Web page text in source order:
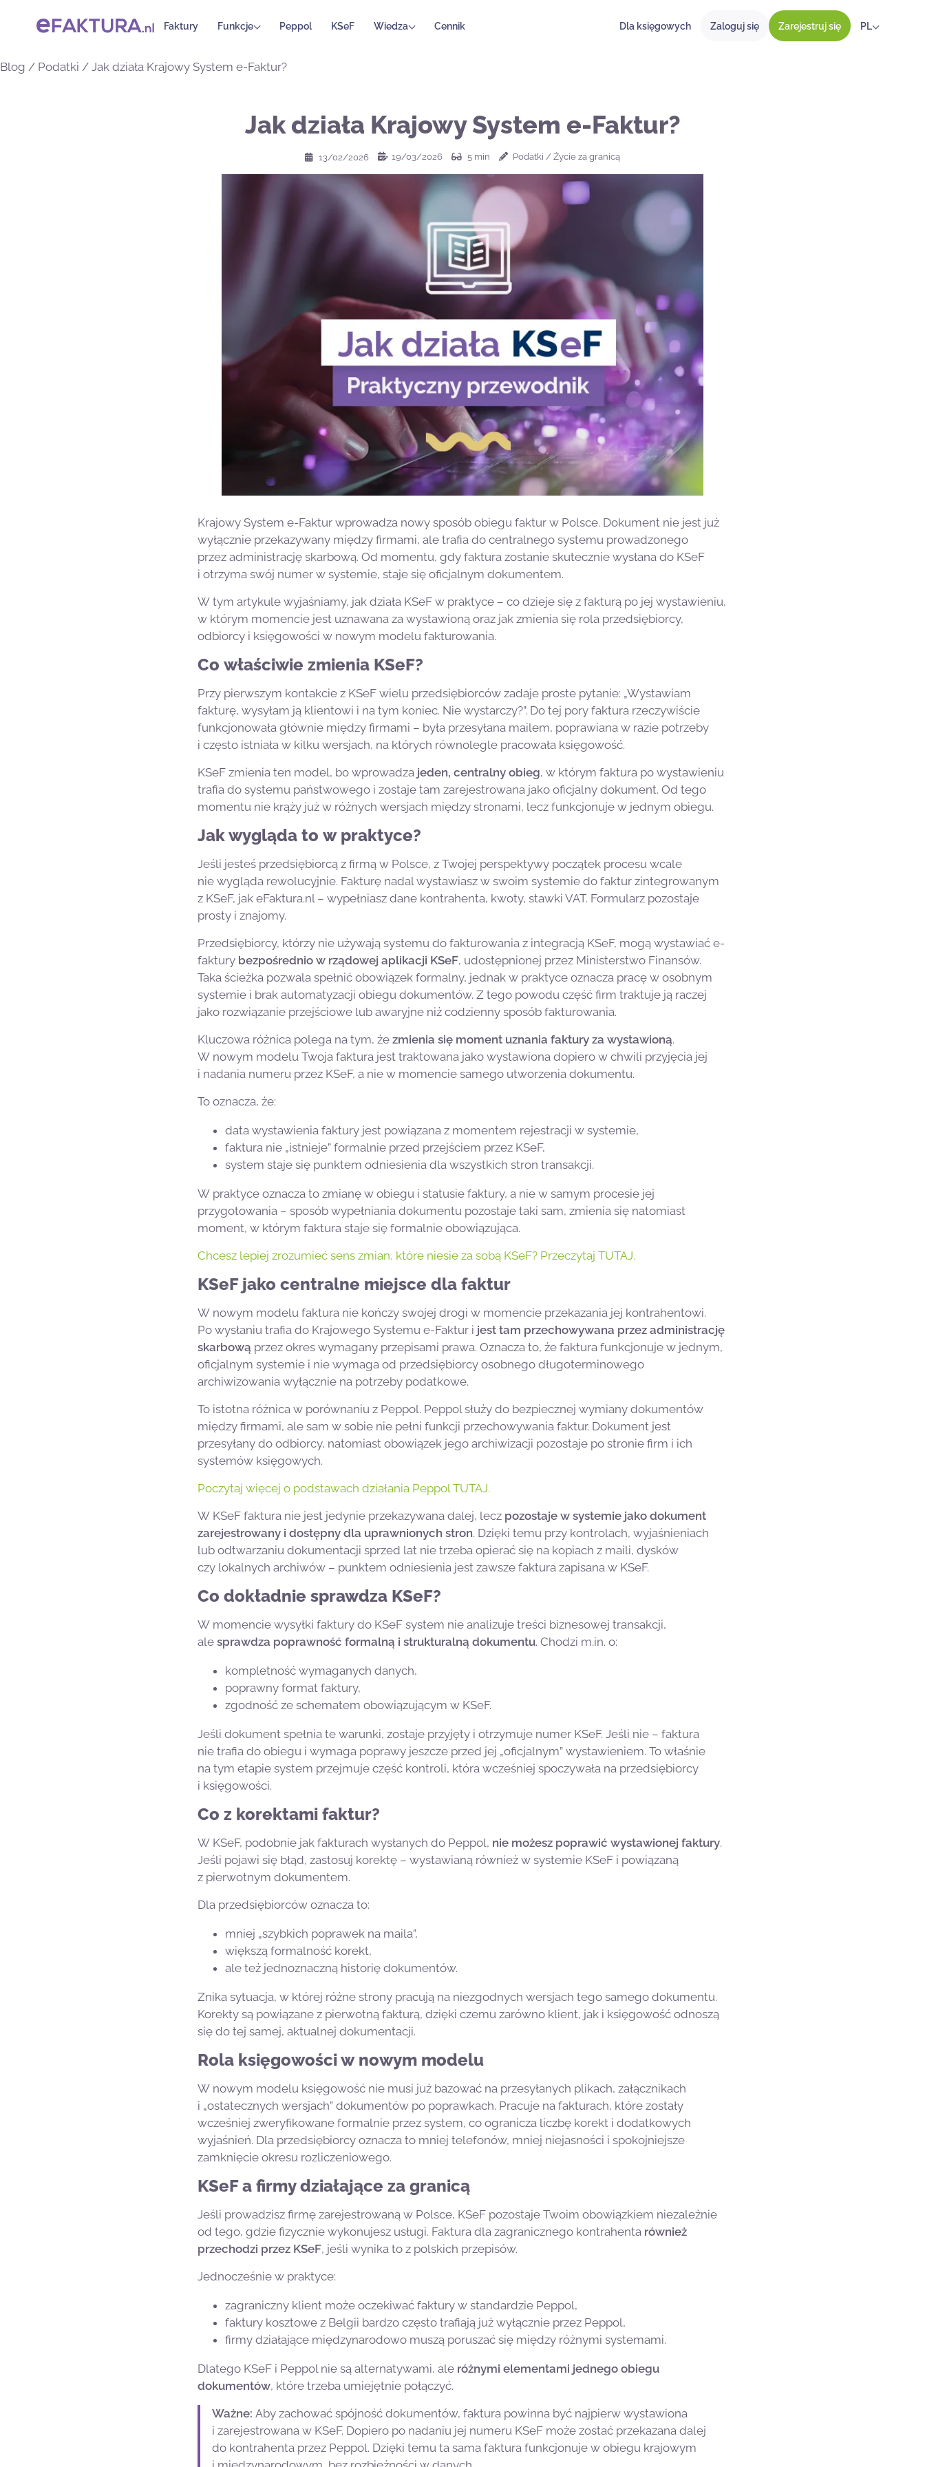
Faktury Funkcje Peppol KSeF Wiedza Cennik Dla księgowych Zaloguj się Zarejestruj się PL
Blog / Podatki / Jak działa Krajowy System e-Faktur?
Jak działa Krajowy System e-Faktur?
13/02/2026 19/03/2026 5 min Podatki / Życie za granicą
Krajowy System e-Faktur wprowadza nowy sposób obiegu faktur w Polsce. Dokument nie jest już
wyłącznie przekazywany między firmami, ale trafia do centralnego systemu prowadzonego
przez administrację skarbową. Od momentu, gdy faktura zostanie skutecznie wysłana do KSeF
i otrzyma swój numer w systemie, staje się oficjalnym dokumentem.
W tym artykule wyjaśniamy, jak działa KSeF w praktyce – co dzieje się z fakturą po jej wystawieniu,
w którym momencie jest uznawana za wystawioną oraz jak zmienia się rola przedsiębiorcy,
odbiorcy i księgowości w nowym modelu fakturowania.
Co właściwie zmienia KSeF?
Przy pierwszym kontakcie z KSeF wielu przedsiębiorców zadaje proste pytanie: „Wystawiam
fakturę, wysyłam ją klientowi i na tym koniec. Nie wystarczy?”. Do tej pory faktura rzeczywiście
funkcjonowała głównie między firmami – była przesyłana mailem, poprawiana w razie potrzeby
i często istniała w kilku wersjach, na których równolegle pracowała księgowość.
KSeF zmienia ten model, bo wprowadza jeden, centralny obieg, w którym faktura po wystawieniu
trafia do systemu państwowego i zostaje tam zarejestrowana jako oficjalny dokument. Od tego
momentu nie krąży już w różnych wersjach między stronami, lecz funkcjonuje w jednym obiegu.
Jak wygląda to w praktyce?
Jeśli jesteś przedsiębiorcą z firmą w Polsce, z Twojej perspektywy początek procesu wcale
nie wygląda rewolucyjnie. Fakturę nadal wystawiasz w swoim systemie do faktur zintegrowanym
z KSeF, jak eFaktura.nl – wypełniasz dane kontrahenta, kwoty, stawki VAT. Formularz pozostaje
prosty i znajomy.
Przedsiębiorcy, którzy nie używają systemu do fakturowania z integracją KSeF, mogą wystawiać e-
faktury bezpośrednio w rządowej aplikacji KSeF, udostępnionej przez Ministerstwo Finansów.
Taka ścieżka pozwala spełnić obowiązek formalny, jednak w praktyce oznacza pracę w osobnym
systemie i brak automatyzacji obiegu dokumentów. Z tego powodu część firm traktuje ją raczej
jako rozwiązanie przejściowe lub awaryjne niż codzienny sposób fakturowania.
Kluczowa różnica polega na tym, że zmienia się moment uznania faktury za wystawioną.
W nowym modelu Twoja faktura jest traktowana jako wystawiona dopiero w chwili przyjęcia jej
i nadania numeru przez KSeF, a nie w momencie samego utworzenia dokumentu.
To oznacza, że:
data wystawienia faktury jest powiązana z momentem rejestracji w systemie,
faktura nie „istnieje” formalnie przed przejściem przez KSeF,
system staje się punktem odniesienia dla wszystkich stron transakcji.
W praktyce oznacza to zmianę w obiegu i statusie faktury, a nie w samym procesie jej
przygotowania – sposób wypełniania dokumentu pozostaje taki sam, zmienia się natomiast
moment, w którym faktura staje się formalnie obowiązująca.
Chcesz lepiej zrozumieć sens zmian, które niesie za sobą KSeF? Przeczytaj TUTAJ.
KSeF jako centralne miejsce dla faktur
W nowym modelu faktura nie kończy swojej drogi w momencie przekazania jej kontrahentowi.
Po wysłaniu trafia do Krajowego Systemu e-Faktur i jest tam przechowywana przez administrację
skarbową przez okres wymagany przepisami prawa. Oznacza to, że faktura funkcjonuje w jednym,
oficjalnym systemie i nie wymaga od przedsiębiorcy osobnego długoterminowego
archiwizowania wyłącznie na potrzeby podatkowe.
To istotna różnica w porównaniu z Peppol. Peppol służy do bezpiecznej wymiany dokumentów
między firmami, ale sam w sobie nie pełni funkcji przechowywania faktur. Dokument jest
przesyłany do odbiorcy, natomiast obowiązek jego archiwizacji pozostaje po stronie firm i ich
systemów księgowych.
Poczytaj więcej o podstawach działania Peppol TUTAJ.
W KSeF faktura nie jest jedynie przekazywana dalej, lecz pozostaje w systemie jako dokument
zarejestrowany i dostępny dla uprawnionych stron. Dzięki temu przy kontrolach, wyjaśnieniach
lub odtwarzaniu dokumentacji sprzed lat nie trzeba opierać się na kopiach z maili, dysków
czy lokalnych archiwów – punktem odniesienia jest zawsze faktura zapisana w KSeF.
Co dokładnie sprawdza KSeF?
W momencie wysyłki faktury do KSeF system nie analizuje treści biznesowej transakcji,
ale sprawdza poprawność formalną i strukturalną dokumentu. Chodzi m.in. o:
kompletność wymaganych danych,
poprawny format faktury,
zgodność ze schematem obowiązującym w KSeF.
Jeśli dokument spełnia te warunki, zostaje przyjęty i otrzymuje numer KSeF. Jeśli nie – faktura
nie trafia do obiegu i wymaga poprawy jeszcze przed jej „oficjalnym” wystawieniem. To właśnie
na tym etapie system przejmuje część kontroli, która wcześniej spoczywała na przedsiębiorcy
i księgowości.
Co z korektami faktur?
W KSeF, podobnie jak fakturach wysłanych do Peppol, nie możesz poprawić wystawionej faktury.
Jeśli pojawi się błąd, zastosuj korektę – wystawianą również w systemie KSeF i powiązaną
z pierwotnym dokumentem.
Dla przedsiębiorców oznacza to:
mniej „szybkich poprawek na maila”,
większą formalność korekt,
ale też jednoznaczną historię dokumentów.
Znika sytuacja, w której różne strony pracują na niezgodnych wersjach tego samego dokumentu.
Korekty są powiązane z pierwotną fakturą, dzięki czemu zarówno klient, jak i księgowość odnoszą
się do tej samej, aktualnej dokumentacji.
Rola księgowości w nowym modelu
W nowym modelu księgowość nie musi już bazować na przesyłanych plikach, załącznikach
i „ostatecznych wersjach” dokumentów po poprawkach. Pracuje na fakturach, które zostały
wcześniej zweryfikowane formalnie przez system, co ogranicza liczbę korekt i dodatkowych
wyjaśnień. Dla przedsiębiorcy oznacza to mniej telefonów, mniej niejasności i spokojniejsze
zamknięcie okresu rozliczeniowego.
KSeF a firmy działające za granicą
Jeśli prowadzisz firmę zarejestrowaną w Polsce, KSeF pozostaje Twoim obowiązkiem niezależnie
od tego, gdzie fizycznie wykonujesz usługi. Faktura dla zagranicznego kontrahenta również
przechodzi przez KSeF, jeśli wynika to z polskich przepisów.
Jednocześnie w praktyce:
zagraniczny klient może oczekiwać faktury w standardzie Peppol,
faktury kosztowe z Belgii bardzo często trafiają już wyłącznie przez Peppol,
firmy działające międzynarodowo muszą poruszać się między różnymi systemami.
Dlatego KSeF i Peppol nie są alternatywami, ale różnymi elementami jednego obiegu
dokumentów, które trzeba umiejętnie połączyć.
Ważne:Aby zachować spójność dokumentów, faktura powinna być najpierw wystawiona
i zarejestrowana w KSeF. Dopiero po nadaniu jej numeru KSeF może zostać przekazana dalej
do kontrahenta przez Peppol. Dzięki temu ta sama faktura funkcjonuje w obiegu krajowym